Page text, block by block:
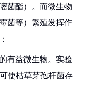
菌酯）。而微生物
菌等）繁殖发挥作
有益微生物。实验
使枯草芽孢杆菌存